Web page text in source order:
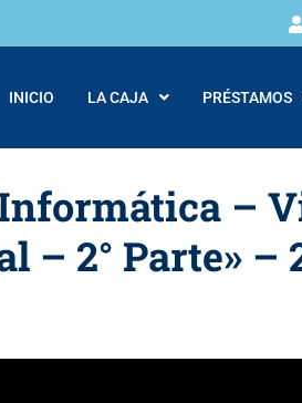
INICIO LA CAJA PRÉSTAMOS
Informática –
– 2° Parte» –